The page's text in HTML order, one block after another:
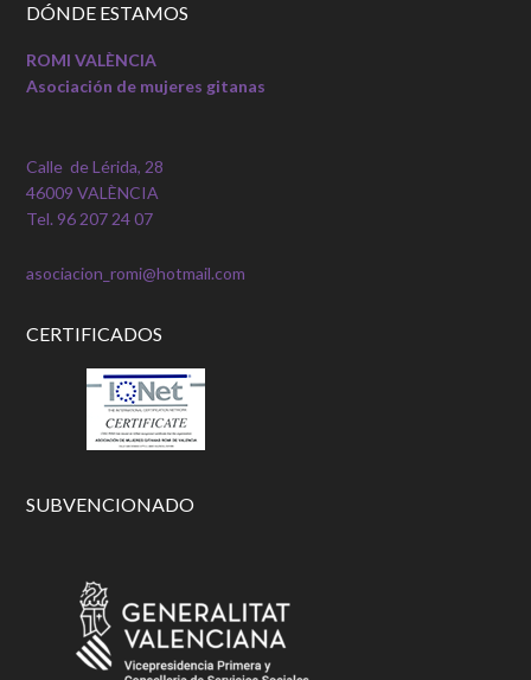
DÓNDE ESTAMOS
ROMI VALÈNCIA
Asociación de mujeres gitanas
Calle de Lérida, 28
46009 VALÈNCIA
Tel. 96 207 24 07
asociacion_romi@hotmail.com
CERTIFICADOS
SUBVENCIONADO